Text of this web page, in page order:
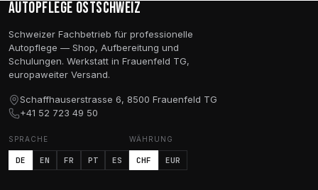
Autopflege Ostschweiz
Schweizer Fachbetrieb für professionelle
Autopflege — Shop, Aufbereitung und
Schulungen. Werkstatt in Frauenfeld TG,
europaweiter Versand.
Schaffhauserstrasse 6, 8500 Frauenfeld TG
+41 52 723 49 50
SPRACHE
DE EN FR PT ES
WÄHRUNG
CHF EUR